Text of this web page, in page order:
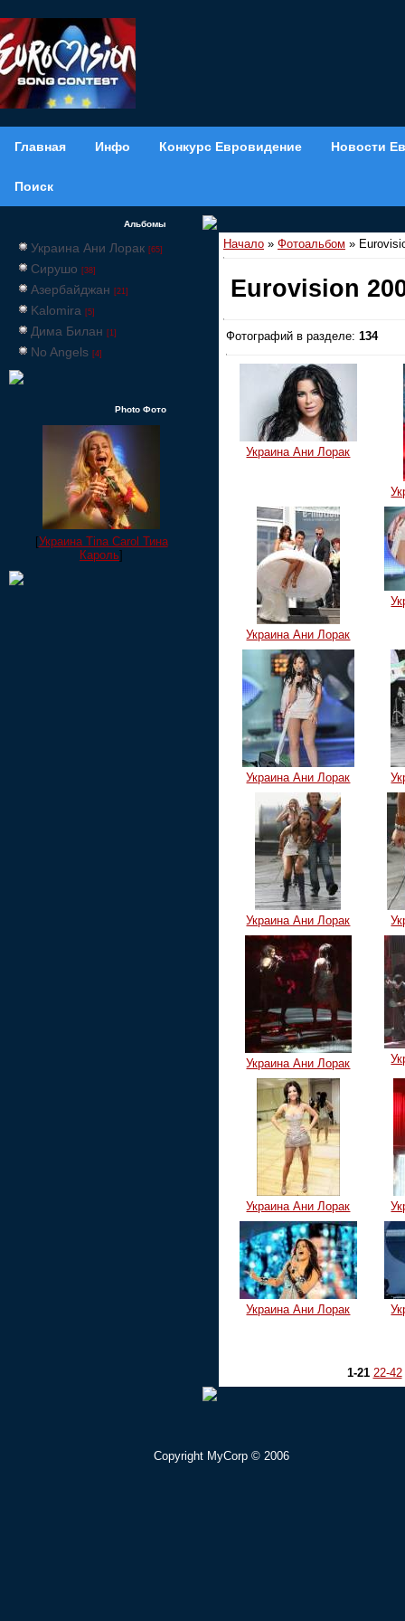
Главная Инфо Конкурс Евровидение Новости
Поиск
Альбомы
Украина Ани Лорак [65]
Сирушо [38]
Азербайджан [21]
Kalomira [5]
Дима Билан [1]
No Angels [4]
Photo Фото
[Украина Tina Carol Тина
Кароль]
Начало » Фотоальбом »
Eurovision
Фотографий в разделе: 134
Украина Ани Лорак
Украина Ани Лорак
Украина Ани Лорак
Украина Ани Лорак
Украина Ани Лорак
Украина Ани Лорак
Украина Ани Лорак
1-21 22-42
Copyright MyCorp © 2006